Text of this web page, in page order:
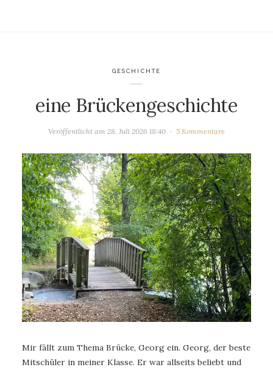
GESCHICHTE
eine Brückengeschichte
Veröffentlicht am28. Juli 2026 18:40 5 Kommentare
Mir fällt zum Thema Brücke, Georg ein. Georg, der beste
Mitschüler in meiner Klasse. Er war allseits beliebt und